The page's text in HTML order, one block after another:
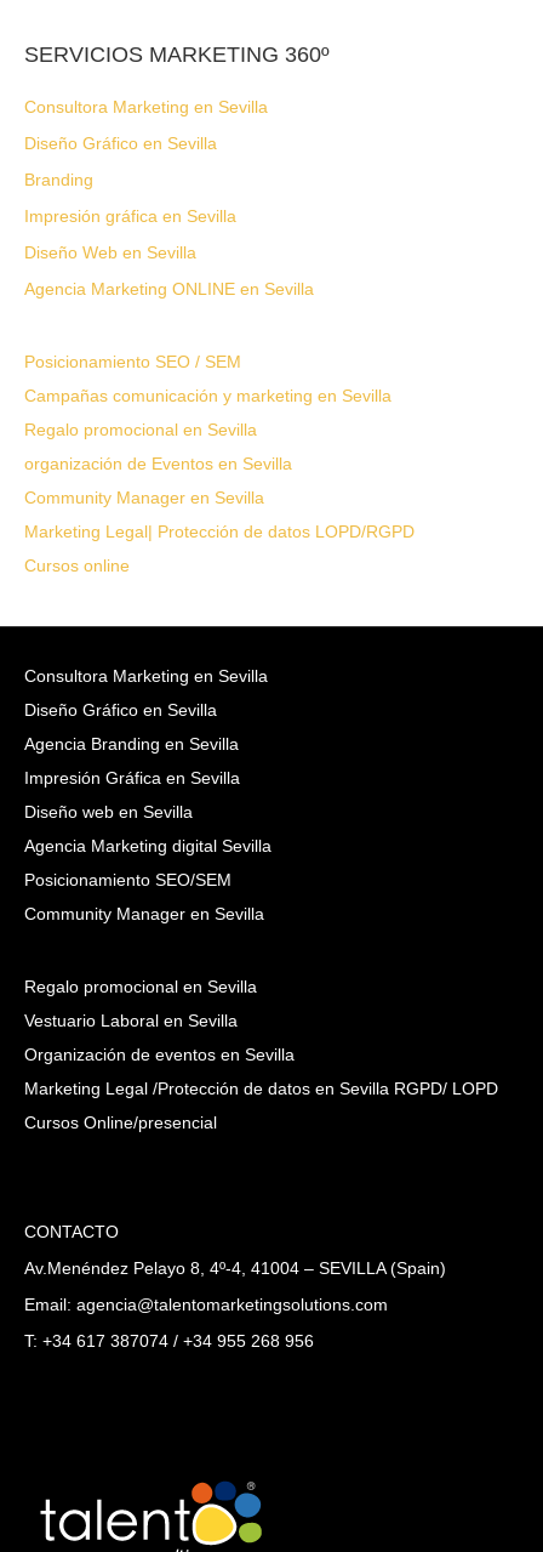
SERVICIOS MARKETING 360º
Consultora Marketing en Sevilla
Diseño Gráfico en Sevilla
Branding
Impresión gráfica en Sevilla
Diseño Web en Sevilla
Agencia Marketing ONLINE en Sevilla
Posicionamiento SEO / SEM
Campañas comunicación y marketing en Sevilla
Regalo promocional en Sevilla
organización de Eventos en Sevilla
Community Manager en Sevilla
Marketing Legal| Protección de datos LOPD/RGPD
Cursos online
Consultora Marketing en Sevilla
Diseño Gráfico en Sevilla
Agencia Branding en Sevilla
Impresión Gráfica en Sevilla
Diseño web en Sevilla
Agencia Marketing digital Sevilla
Posicionamiento SEO/SEM
Community Manager en Sevilla
Regalo promocional en Sevilla
Vestuario Laboral en Sevilla
Organización de eventos en Sevilla
Marketing Legal /Protección de datos en Sevilla RGPD/ LOPD
Cursos Online/presencial
CONTACTO
Av.Menéndez Pelayo 8, 4º-4, 41004 – SEVILLA (Spain)
Email: agencia@talentomarketingsolutions.com
T: +34 617 387074 / +34 955 268 956